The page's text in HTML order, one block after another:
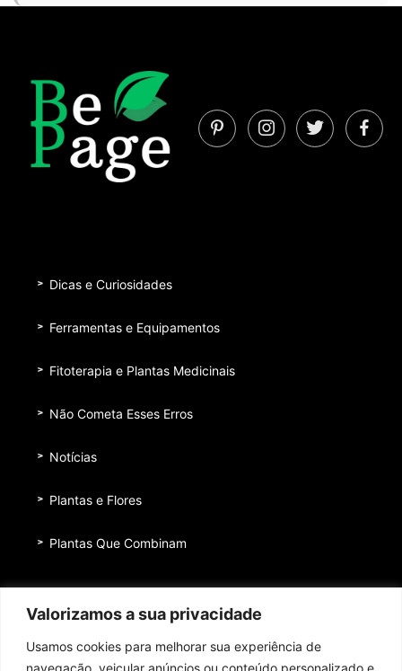
Valorizamos a sua privacidade
Usamos cookies para melhorar sua experiência de
navegação, veicular anúncios ou conteúdo personalizado e
Dicas e Curiosidades
Ferramentas e Equipamentos
Fitoterapia e Plantas Medicinais
Não Cometa Esses Erros
Notícias
Plantas e Flores
Plantas Que Combinam
Quem nos patrocina